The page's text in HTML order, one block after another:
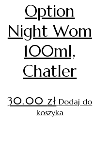
Option
Night Wom
100ml,
Chatler
30.00zł Dodaj do
koszyka